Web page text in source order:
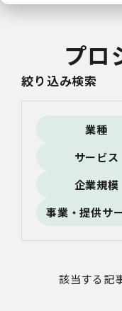
プロ
絞り込み検索
業種
サービス
企業規模
事業・提供サ
該当する記